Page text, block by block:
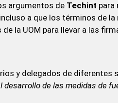
argumentos de Techint para
a que los términos de
la UOM para llevar a las
y delegados de diferentes
desarrollo de las medidas de